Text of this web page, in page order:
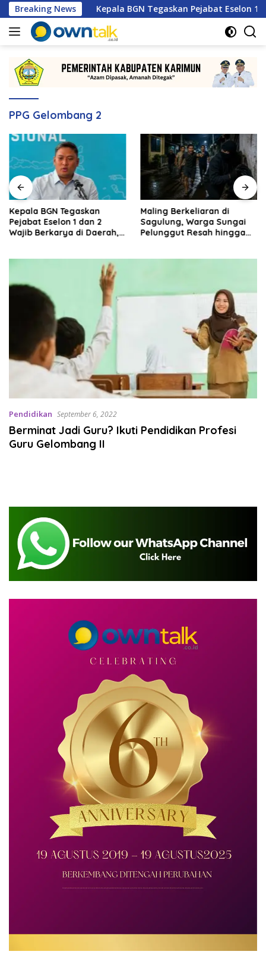
Langsung
ke
konten
Breaking NewsKepala BGN Tegaskan Pejabat Eselon 1 dan 2
PPG Gelombang 2
Kepala BGN Tegaskan
Pejabat Eselon 1 dan 2
Wajib Berkarya di Daerah,
Maling Berkeliaran di
Sagulung, Warga Sungai
Pelunggut Resah hingga
Pendidikan September 6, 2022
Berminat Jadi Guru? Ikuti Pendidikan Profesi
Guru Gelombang II